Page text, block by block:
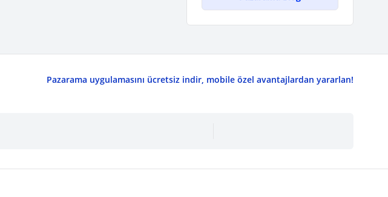
Pazarama uygulamasını ücretsiz indir, mobile özel avantajlardan yararlan!